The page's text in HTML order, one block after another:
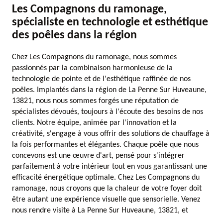
Les Compagnons du ramonage,
spécialiste en technologie et esthétique
des poêles dans la région
Chez Les Compagnons du ramonage, nous sommes
passionnés par la combinaison harmonieuse de la
technologie de pointe et de l'esthétique raffinée de nos
poêles. Implantés dans la région de La Penne Sur Huveaune,
13821, nous nous sommes forgés une réputation de
spécialistes dévoués, toujours à l'écoute des besoins de nos
clients. Notre équipe, animée par l'innovation et la
créativité, s'engage à vous offrir des solutions de chauffage à
la fois performantes et élégantes. Chaque poêle que nous
concevons est une œuvre d'art, pensé pour s'intégrer
parfaitement à votre intérieur tout en vous garantissant une
efficacité énergétique optimale. Chez Les Compagnons du
ramonage, nous croyons que la chaleur de votre foyer doit
être autant une expérience visuelle que sensorielle. Venez
nous rendre visite à La Penne Sur Huveaune, 13821, et